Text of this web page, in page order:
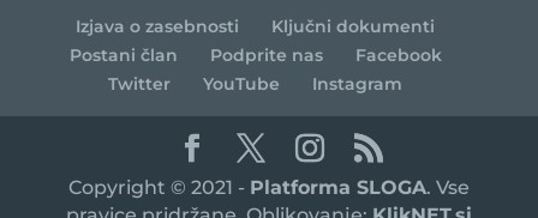
Izjava o zasebnosti
Ključni dokumenti
Postani član
Podprite nas
Facebook
Twitter
YouTube Instagram
Copyright © 2021 - Platforma SLOGA. Vse